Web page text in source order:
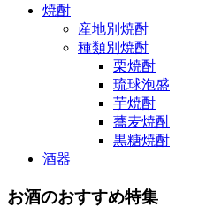
焼酎
産地別焼酎
種類別焼酎
栗焼酎
琉球泡盛
芋焼酎
蕎麦焼酎
黒糖焼酎
酒器
お酒のおすすめ特集